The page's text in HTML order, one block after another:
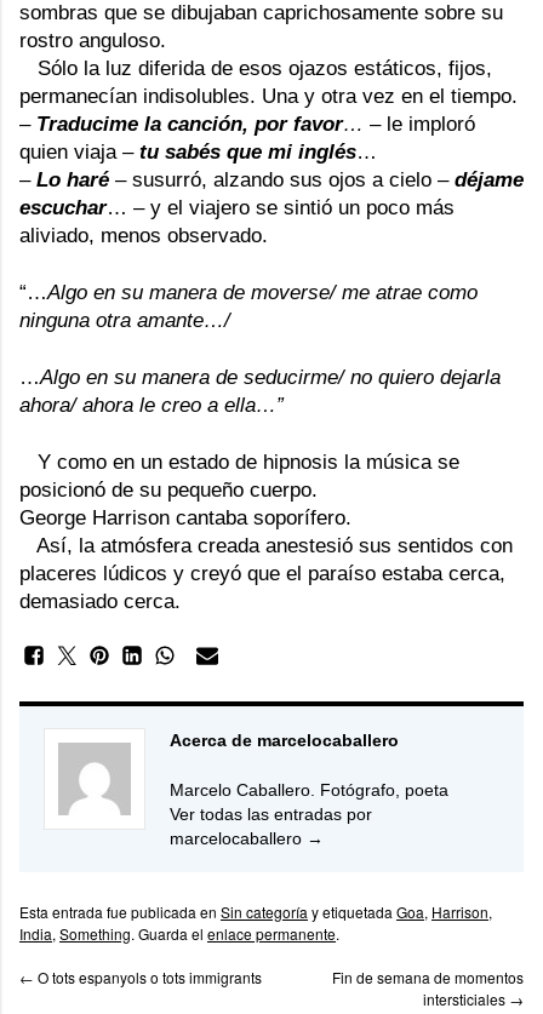
sombras que se dibujaban caprichosamente sobre su
rostro anguloso.
Sólo la luz diferida de esos ojazos estáticos, fijos,
permanecían indisolubles. Una y otra vez en el tiempo.
– Traducime la canción, por favor… – le imploró
quien viaja – tu sabés que mi inglés…
– Lo haré – susurró, alzando sus ojos a cielo – déjame
escuchar… – y el viajero se sintió un poco más
aliviado, menos observado.
“…Algo en su manera de moverse/ me atrae como
ninguna otra amante…/
…Algo en su manera de seducirme/ no quiero dejarla
ahora/ ahora le creo a ella…”
Y como en un estado de hipnosis la música se
posicionó de su pequeño cuerpo.
George Harrison cantaba soporífero.
Así, la atmósfera creada anestesió sus sentidos con
placeres lúdicos y creyó que el paraíso estaba cerca,
demasiado cerca.
Acerca de marcelocaballero
Marcelo Caballero. Fotógrafo, poeta
Ver todas las entradas por
marcelocaballero →
Esta entrada fue publicada en Sin categoría y etiquetada Goa, Harrison,
India, Something. Guarda el enlace permanente.
← O tots espanyols o tots immigrants
Fin de semana de momentos
intersticiales →